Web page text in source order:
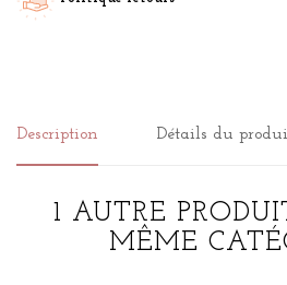
Description Détails du
1 AUTRE
MÊME